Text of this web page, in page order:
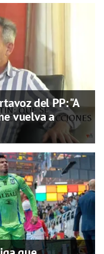
del PP: "A
vuelva a